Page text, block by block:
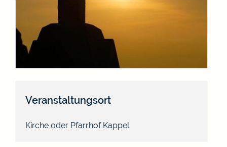
Veranstaltungsort
Kirche oder Pfarrhof Kappel